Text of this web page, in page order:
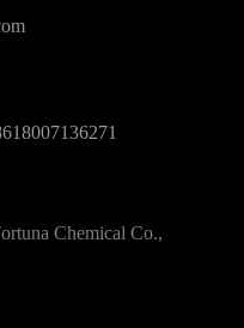
Chemical Co.,